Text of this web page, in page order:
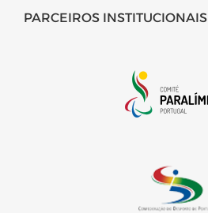
PARCEIROS INSTITUCIONAIS